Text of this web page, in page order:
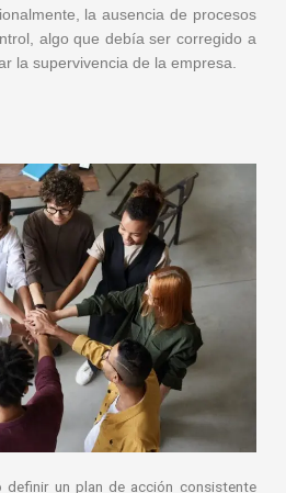
la ausencia de procesos
algo que debía ser corregido a
la supervivencia de la empresa.
definir un plan de acción consistente